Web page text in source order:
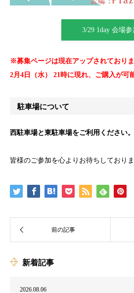
3/29 1day 会場参
※募集ページは現在アップされており
2月4日（水） 21時に現れ、ご購入が可
駐車場について
西駐車場と東駐車場をご利用ください。
皆様のご参加を心よりお待ちしておりま
新着記事
2026.08.06